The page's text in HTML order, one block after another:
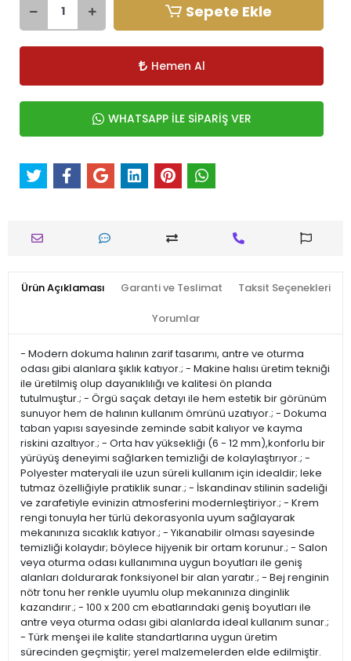
Sepete Ekle
Hemen Al
WHATSAPP İLE SİPARİŞ VER
Ürün Açıklaması Garanti ve Teslimat Taksit Seçenekleri
Yorumlar
- Modern dokuma halının zarif tasarımı, antre ve oturma
odası gibi alanlara şıklık katıyor.; - Makine halısı üretim tekniği
ile üretilmiş olup dayanıklılığı ve kalitesi ön planda
tutulmuştur.; - Örgü saçak detayı ile hem estetik bir görünüm
sunuyor hem de halının kullanım ömrünü uzatıyor.; - Dokuma
taban yapısı sayesinde zeminde sabit kalıyor ve kayma
riskini azaltıyor.; - Orta hav yüksekliği (6 - 12 mm),konforlu bir
yürüyüş deneyimi sağlarken temizliği de kolaylaştırıyor.; -
Polyester materyali ile uzun süreli kullanım için idealdir; leke
tutmaz özelliğiyle pratiklik sunar.; - İskandinav stilinin sadeliği
ve zarafetiyle evinizin atmosferini modernleştiriyor.; - Krem
rengi tonuyla her türlü dekorasyonla uyum sağlayarak
mekanınıza sıcaklık katıyor.; - Yıkanabilir olması sayesinde
temizliği kolaydır; böylece hijyenik bir ortam korunur.; - Salon
veya oturma odası kullanımına uygun boyutları ile geniş
alanları doldurarak fonksiyonel bir alan yaratır.; - Bej renginin
nötr tonu her renkle uyumlu olup mekanınıza dinginlik
kazandırır.; - 100 x 200 cm ebatlarındaki geniş boyutları ile
antre veya oturma odası gibi alanlarda ideal kullanım sunar.;
- Türk menşei ile kalite standartlarına uygun üretim
sürecinden geçmiştir; yerel malzemelerden elde edilmiştir.